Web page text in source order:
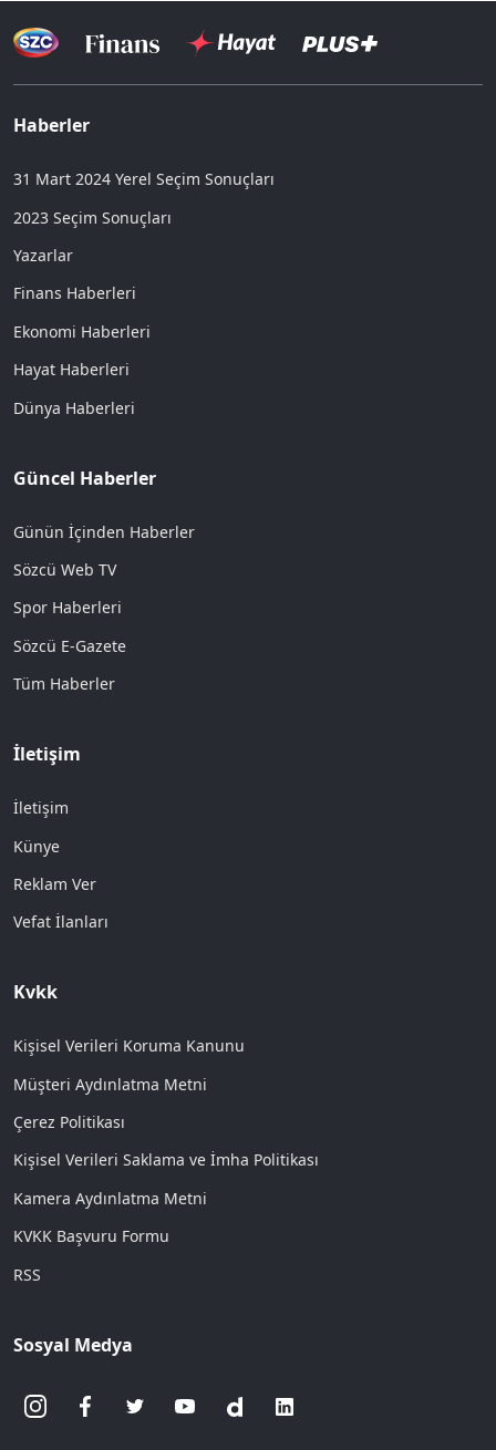
Haberler
31 Mart 2024 Yerel Seçim Sonuçları
2023 Seçim Sonuçları
Yazarlar
Finans Haberleri
Ekonomi Haberleri
Hayat Haberleri
Dünya Haberleri
Güncel Haberler
Günün İçinden Haberler
Sözcü Web TV
Spor Haberleri
Sözcü E-Gazete
Tüm Haberler
İletişim
İletişim
Künye
Reklam Ver
Vefat İlanları
Kvkk
Kişisel Verileri Koruma Kanunu
Müşteri Aydınlatma Metni
Çerez Politikası
Kişisel Verileri Saklama ve İmha Politikası
Kamera Aydınlatma Metni
KVKK Başvuru Formu
RSS
Sosyal Medya